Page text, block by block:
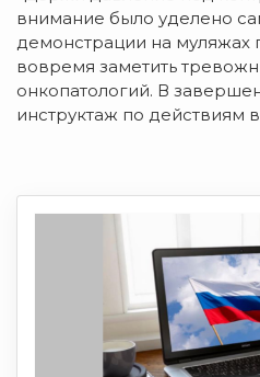
внимание было уделено
демонстрации на муляжах
вовремя заметить
онкопатологий. В
инструктаж по действиям